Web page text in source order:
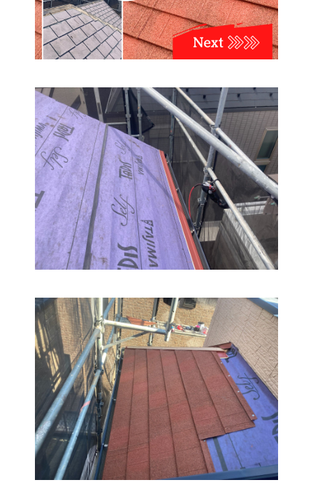
© EMPEROR PAINT Inc. All rights reserved. Here’s our Privacy
Policy.